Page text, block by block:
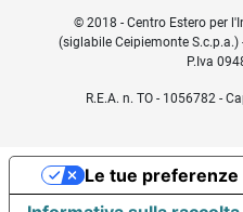
© 2018 - Centro Estero per
(siglabile Ceipiemonte S.c.p.a.)
P.Iva
R.E.A. n. TO - 1056782 -
Le tue preferenze